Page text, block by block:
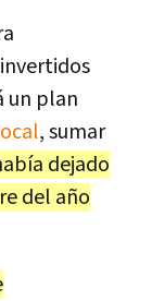
un plan
, sumar
dejado
del año